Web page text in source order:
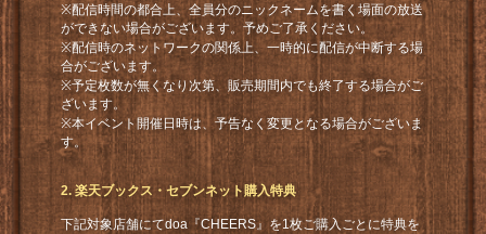
※配信時間の都合上、全員分のニックネームを書く場面の放送
ができない場合がございます。予めご了承ください。
※配信時のネットワークの関係上、一時的に配信が中断する場
合がございます。
※予定枚数が無くなり次第、販売期間内でも終了する場合がご
ざいます。
※本イベント開催日時は、予告なく変更となる場合がございま
す。
2. 楽天ブックス・セブンネット購入特典
下記対象店舗にてdoa『CHEERS』を1枚ご購入ごとに特典を